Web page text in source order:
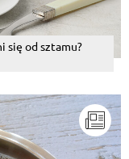
się od sztamu?